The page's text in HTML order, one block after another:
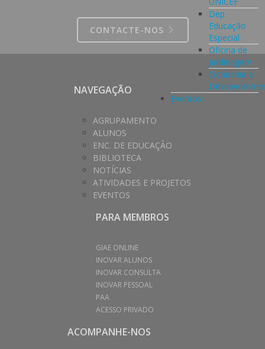
Dep.
Educação
Especial
Oficina de
Jardinagem
Cidadania e
Eventos
CONTACTE-NOS
NAVEGAÇÃO
AGRUPAMENTO
ALUNOS
ENC. DE EDUCAÇÃO
BIBLIOTECA
NOTÍCIAS
ATIVIDADES E PROJETOS
EVENTOS
PARA MEMBROS
GIAE ONLINE
INOVAR ALUNOS
INOVAR CONSULTA
INOVAR PESSOAL
PAA
ACESSO PRIVADO
ACOMPANHE-NOS